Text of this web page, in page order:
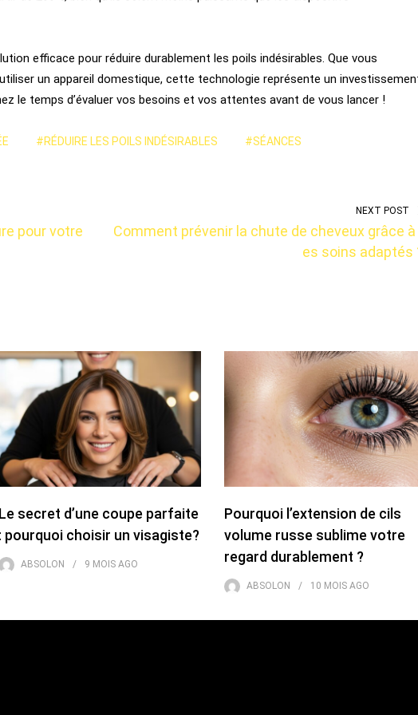
efficace pour réduire durablement les poils indésirables. Que vous
un appareil domestique, cette technologie représente un
le temps d’évaluer vos besoins et vos attentes avant de vous lancer !
#RÉDUIRE LES POILS INDÉSIRABLES #SÉANCES
pour votre
NEXT POST
Comment prévenir la chute de cheveux grâce à
es soins adaptés
Le secret d’une coupe parfaite
: pourquoi choisir un visagiste?
ABSOLON 9 MOISAGO
Pourquoi l’extension de cils
volume russe sublime votre
regard durablement ?
ABSOLON 10 MOISAGO